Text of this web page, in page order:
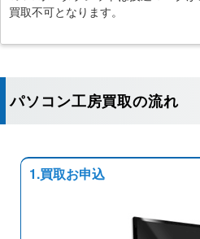
買取不可となります。
パソコン工房買取の流れ
1.買取お申込